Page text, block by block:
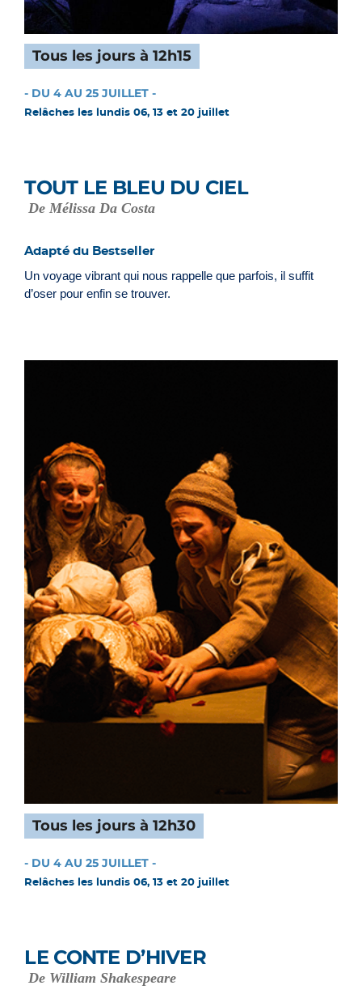
Tous les jours à 12h15
- DU 4 AU 25 JUILLET -
Relâches les lundis 06, 13 et 20 juillet
TOUT LE BLEU DU CIEL
De Mélissa Da Costa
Adapté du Bestseller
Un voyage vibrant qui nous rappelle que parfois, il suffit
d’oser pour enfin se trouver.
Tous les jours à 12h30
- DU 4 AU 25 JUILLET -
Relâches les lundis 06, 13 et 20 juillet
LE CONTE D’HIVER
De William Shakespeare